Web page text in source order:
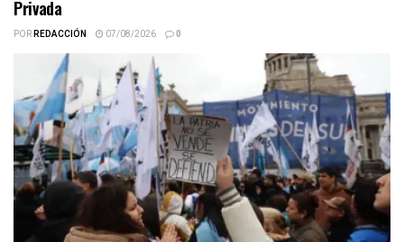
Privada
PORREDACCIÓN 07/08/2026 0